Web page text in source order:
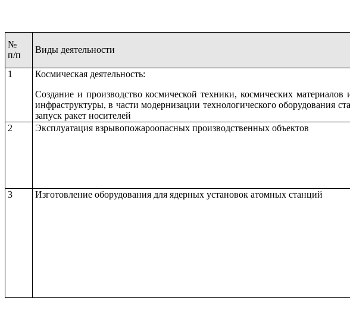
№
п/п
Виды деятельности
1
Космическая деятельность:
Создание и производство космической техники, космических
инфраструктуры, в части модернизации технологического оборудования
запуск ракет носителей
2 Эксплуатация взрывопожароопасных производственных объектов
3
Изготовление оборудования для ядерных установок атомных станций